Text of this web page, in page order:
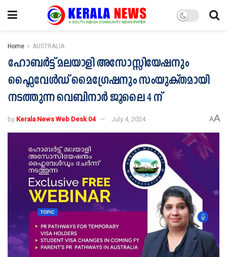
Home AUSTRALIA
ഹോബർട്ട് മലയാളി അസോസ്സിയേഷനും
ഫ്ലൈവേൾഡ് മൈഗ്രേഷനും സംയുക്തമായി
നടത്തുന്ന വെബിനാർ ജൂലൈ 4 ന്
by Kerala News Web Desk 04 July 4, 2024 AA